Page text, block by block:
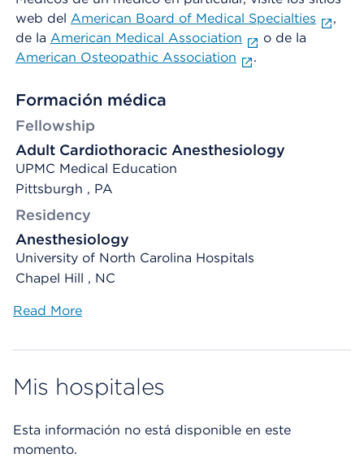
web del American Board of Medical Specialties
,
de la American Medical Association
o de la
American Osteopathic Association
.
Formación médica
Fellowship
Adult Cardiothoracic Anesthesiology
UPMC Medical Education
Pittsburgh , PA
Residency
Anesthesiology
University of North Carolina Hospitals
Chapel Hill , NC
Read More
Mis hospitales
Esta información no está disponible en este
momento.